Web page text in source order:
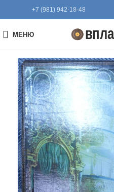
+7 (981) 942-18-48
МЕНЮ